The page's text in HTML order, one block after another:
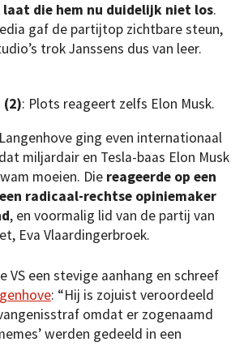
laat die hem nu duidelijk niet los.
gaf de partijtop zichtbare steun,
trok Janssens dus van leer.
: Plots reageert zelfs Elon Musk.
ging even internationaal
miljardair en Tesla-baas Elon Musk
moeien. Die reageerde op een
radicaal-rechtse opiniemaker
, en voormalig lid van de partij van
Eva Vlaardingerbroek.
VS een stevige aanhang en schreef
: “Hij is zojuist veroordeeld
omdat er zogenaamd
werden gedeeld in een